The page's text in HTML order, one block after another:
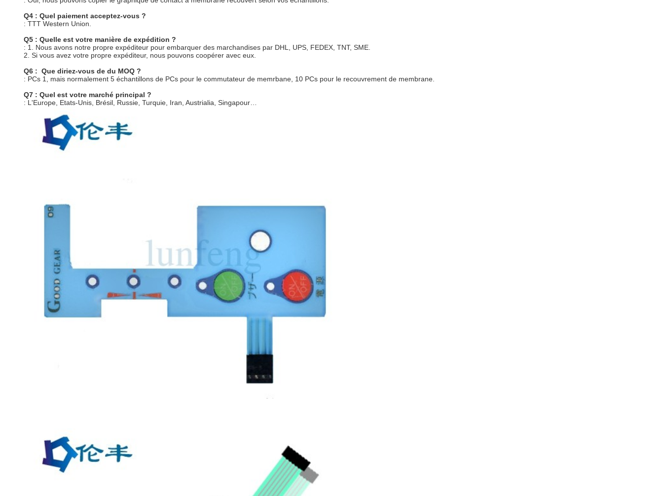
Q4 : Quel paiement acceptez-vous ?
: TTT Western Union.
Q5 : Quelle est votre manière de expédition ?
: 1. Nous avons notre propre expéditeur pour embarquer des marchandises par DHL, UPS, FEDEX, TNT, SME.
2. Si vous avez votre propre expéditeur, nous pouvons coopérer avec eux.
Q6 : Que diriez-vous de du MOQ ?
: PCs 1, mais normalement 5 échantillons de PCs pour le commutateur de memrbane, 10 PCs pour le recouvrement de membrane.
Q7 : Quel est votre marché principal ?
: L'Europe, Etats-Unis, Brésil, Russie, Turquie, Iran, Austrialia, Singapour…